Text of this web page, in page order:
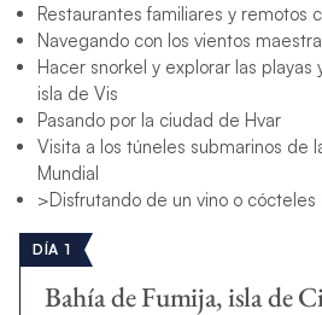
Restaurantes familiares y remotos
Navegando con los vientos
Hacer snorkel y explorar las
isla de Vis
Pasando por la ciudad de Hvar
Visita a los túneles submarinos de
Mundial
>Disfrutando de un vino o
DÍA 1
Bahía de Fumija, isla de